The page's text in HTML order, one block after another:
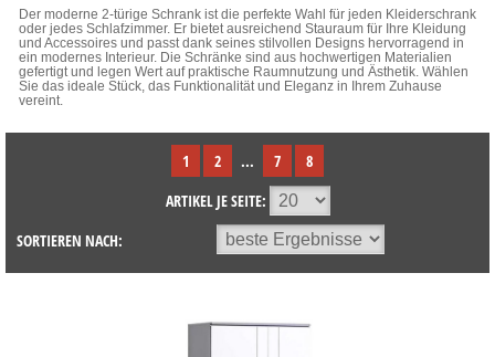
Der moderne 2-türige Schrank ist die perfekte Wahl für jeden Kleiderschrank
oder jedes Schlafzimmer. Er bietet ausreichend Stauraum für Ihre Kleidung
und Accessoires und passt dank seines stilvollen Designs hervorragend in
ein modernes Interieur. Die Schränke sind aus hochwertigen Materialien
gefertigt und legen Wert auf praktische Raumnutzung und Ästhetik. Wählen
Sie das ideale Stück, das Funktionalität und Eleganz in Ihrem Zuhause
vereint.
1 2 ... 7
8
ARTIKEL JE SEITE:
SORTIEREN NACH: